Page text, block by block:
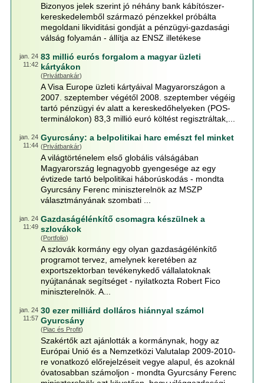
Bizonyos jelek szerint jó néhány bank kábítószer-
kereskedelemből származó pénzekkel próbálta
megoldani likviditási gondját a pénzügyi-gazdasági
válság folyamán - állítja az ENSZ illetékese
jan. 24
11:42
83 millió eurós forgalom a magyar üzleti
kártyákon
(Privátbankár)
A Visa Europe üzleti kártyáival Magyarországon a
2007. szeptember végétől 2008. szeptember végéig
tartó pénzügyi év alatt a kereskedőhelyeken (POS-
terminálokon) 83,3 millió euró költést regisztráltak,...
jan. 24
11:44
Gyurcsány: a belpolitikai harc emészt fel minket
(Privátbankár)
A világtörténelem első globális válságában
Magyarország legnagyobb gyengesége az egy
évtizede tartó belpolitikai háborúskodás - mondta
Gyurcsány Ferenc miniszterelnök az MSZP
választmányának szombati ...
jan. 24
11:49
Gazdaságélénkítő csomagra készülnek a
szlovákok
(Portfolio)
A szlovák kormány egy olyan gazdaságélénkítő
programot tervez, amelynek keretében az
exportszektorban tevékenykedő vállalatoknak
nyújtanának segítséget - nyilatkozta Robert Fico
miniszterelnök. A...
jan. 24
11:57
30 ezer milliárd dolláros hiánnyal számol
Gyurcsány
(Piac és Profit)
Szakértők azt ajánlották a kormánynak, hogy az
Európai Unió és a Nemzetközi Valutalap 2009-2010-
re vonatkozó előrejelzéseit vegye alapul, és azoknál
óvatosabban számoljon - mondta Gyurcsány Ferenc